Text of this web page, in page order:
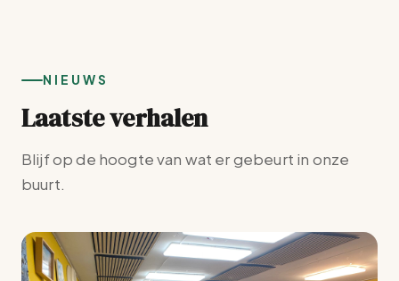
NIEUWS
Laatste verhalen
Blijf op de hoogte van wat er gebeurt in onze
buurt.